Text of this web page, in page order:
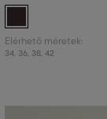
Elérhető méretek:
34, 36, 38, 42